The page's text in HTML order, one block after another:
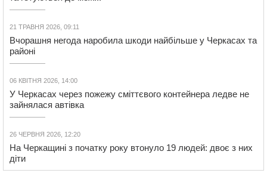
21 ТРАВНЯ 2026, 09:11
Вчорашня негода наробила шкоди найбільше у Черкасах та
районі
06 КВІТНЯ 2026, 14:00
У Черкасах через пожежу сміттєвого контейнера ледве не
зайнялася автівка
26 ЧЕРВНЯ 2026, 12:20
На Черкащині з початку року втонуло 19 людей: двоє з них
діти